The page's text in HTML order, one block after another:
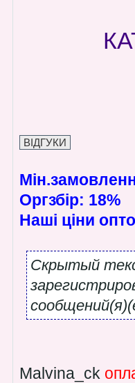
Оргзбір: 18%
Наші ціни
Скрытый
Malvina_ck